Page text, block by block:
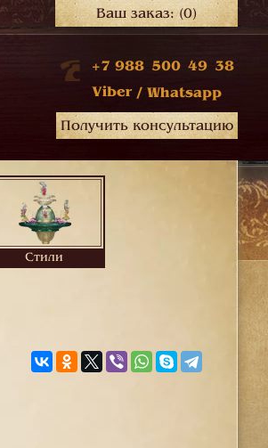
Ваш заказ:(0)
+7 988 500 49 38
Viber / Whatsapp
Получить консультацию
Стили